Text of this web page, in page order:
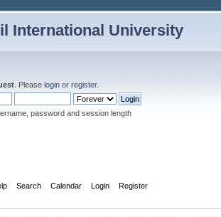
International University
. Please login or register.
password and session length
Search Calendar Login Register